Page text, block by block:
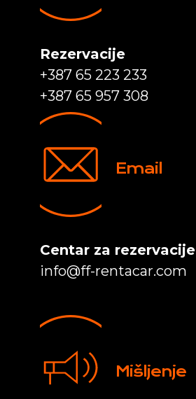
Rezervacije
+387 65 223 233
+387 65 957 308
Email
Centar za rezervacije
info@ff-rentacar.com
Mišljenje